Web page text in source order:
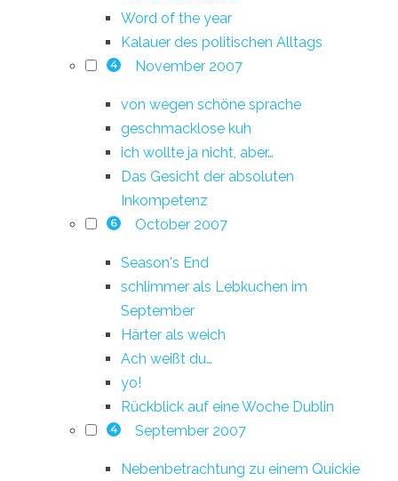
Word of the year
Kalauer des politischen Alltags
4 November 2007
von wegen schöne sprache
geschmacklose kuh
ich wollte ja nicht, aber…
Das Gesicht der absoluten
Inkompetenz
6 October 2007
Season's End
schlimmer als Lebkuchen im
September
Härter als weich
Ach weißt du…
yo!
Rückblick auf eine Woche Dublin
4 September 2007
Nebenbetrachtung zu einem Quickie